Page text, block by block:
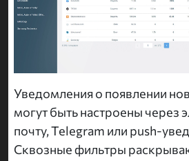
Уведомления о появлении
могут быть настроены через
почту, Telegram или push-
Сквозные фильтры